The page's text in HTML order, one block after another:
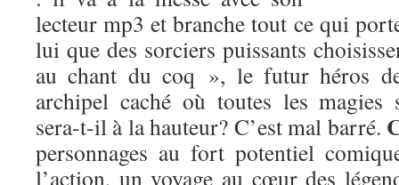
lecteur mp3 et branche tout ce qui
lui que des sorciers puissants
au chant du coq », le futur héros
archipel caché où toutes les
sera-t-il à la hauteur? C’est mal barré.
personnages au fort potentiel
l’action, un voyage au cœur des